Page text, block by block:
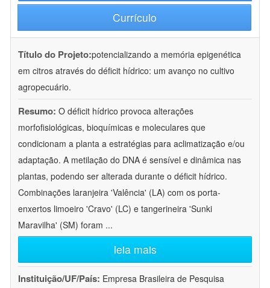
Currículo
Título do Projeto:potencializando a memória epigenética
em citros através do déficit hídrico: um avanço no cultivo
agropecuário.
Resumo: O déficit hídrico provoca alterações
morfofisiológicas, bioquímicas e moleculares que
condicionam a planta a estratégias para aclimatização e/ou
adaptação. A metilação do DNA é sensível e dinâmica nas
plantas, podendo ser alterada durante o déficit hídrico.
Combinações laranjeira 'Valência' (LA) com os porta-
enxertos limoeiro 'Cravo' (LC) e tangerineira 'Sunki
Maravilha' (SM) foram ...
leia mais
Instituição/UF/País: Empresa Brasileira de Pesquisa